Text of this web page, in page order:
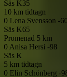
Säs K35
10 km tidtagn
0 Lena Svensson -60
Säs K65
Promenad 5 km
0 Anisa Hersi -98
Säs K
5 km tidtagn
0 Elin Schönberg -